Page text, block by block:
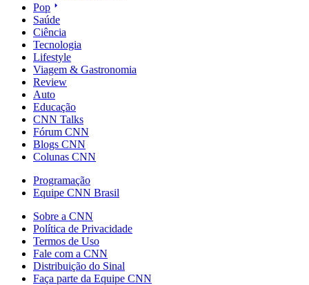
Pop
Saúde
Ciência
Tecnologia
Lifestyle
Viagem & Gastronomia
Review
Auto
Educação
CNN Talks
Fórum CNN
Blogs CNN
Colunas CNN
Programação
Equipe CNN Brasil
Sobre a CNN
Política de Privacidade
Termos de Uso
Fale com a CNN
Distribuição do Sinal
Faça parte da Equipe CNN